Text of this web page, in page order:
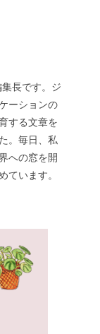
長です。ジ
ーションの
する文章を
。毎日、私
への窓を開
ています。